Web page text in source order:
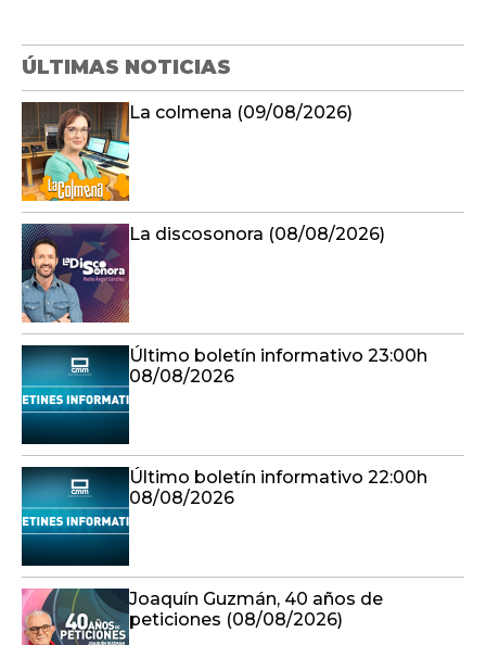
ÚLTIMAS NOTICIAS
La colmena (09/08/2026)
La discosonora (08/08/2026)
Último boletín informativo 23:00h
08/08/2026
Último boletín informativo 22:00h
08/08/2026
Joaquín Guzmán, 40 años de
peticiones (08/08/2026)